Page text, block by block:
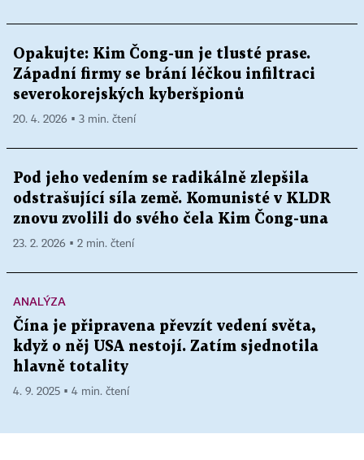
Opakujte: Kim Čong-un je tlusté prase.
Západní firmy se brání léčkou infiltraci
severokorejských kyberšpionů
20. 4. 2026 ▪ 3 min. čtení
Pod jeho vedením se radikálně zlepšila
odstrašující síla země. Komunisté v KLDR
znovu zvolili do svého čela Kim Čong-una
23. 2. 2026 ▪ 2 min. čtení
ANALÝZA
Čína je připravena převzít vedení světa,
když o něj USA nestojí. Zatím sjednotila
hlavně totality
4. 9. 2025 ▪ 4 min. čtení